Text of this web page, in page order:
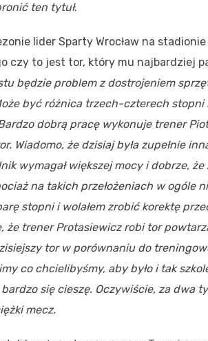
ten tytuł.
lider Sparty Wrocław na
czy to jest tor, który mu najbardziej
będzie problem z dostrojeniem
być różnica trzech-czterech
dobrą pracę wykonuje trener
Wiadomo, że dzisiaj była zupełnie
wymagał większej mocy i dobrze,
na takich przełożeniach w ogóle
stopni i wolałem zrobić korektę
że trener Protasiewicz robi tor
tor w porównaniu do
co chcielibyśmy, aby było i tak
się cieszę. Oczywiście, za dwa
mecz.